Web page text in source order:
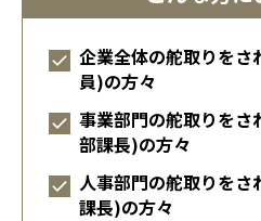
企業全体の舵取りをさ
員)の方々
事業部門の舵取りをさ
部課長)の方々
人事部門の舵取りをさ
課長)の方々